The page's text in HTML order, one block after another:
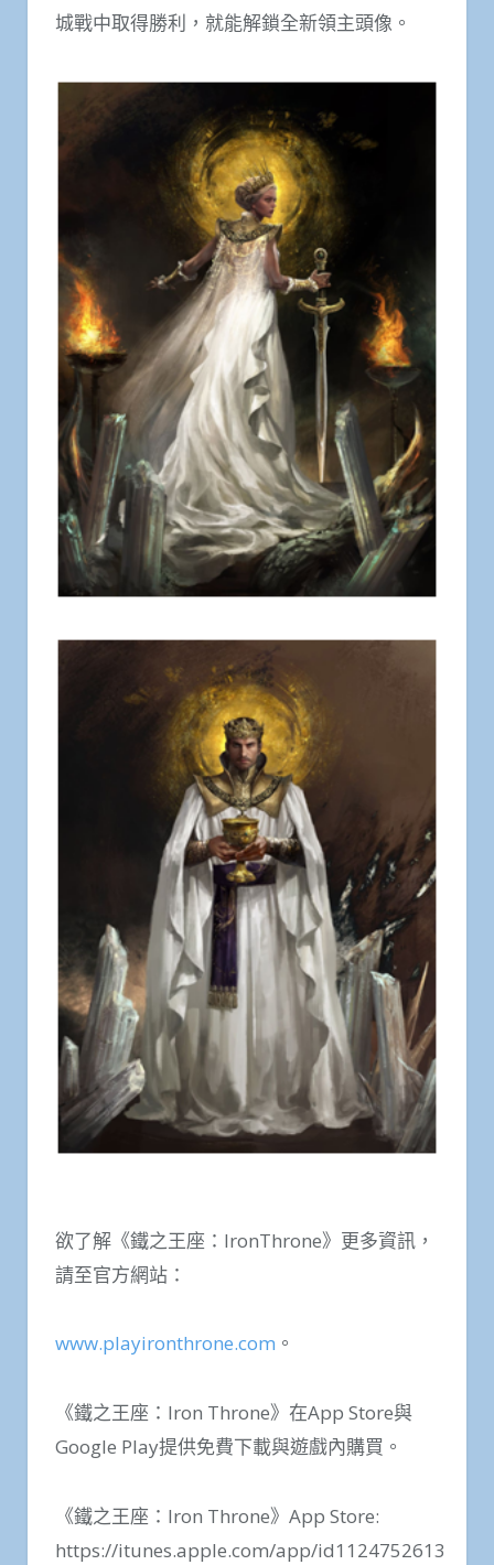
城戰中取得勝利，就能解鎖全新領主頭像。
欲了解《鐵之王座：IronThrone》更多資訊，
請至官方網站：
www.playironthrone.com 。
《鐵之王座：Iron Throne》在App Store與
Google Play提供免費下載與遊戲內購買。
《鐵之王座：Iron Throne》App Store:
https://itunes.apple.com/app/id1124752613